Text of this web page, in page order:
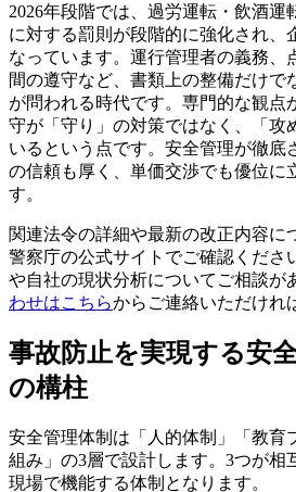
2026年段階では、過労運転・飲酒運
に対する罰則が段階的に強化され、
なっています。運行管理者の義務、
間の遵守など、書類上の整備だけで
が問われる時代です。専門的な観点
守が「守り」の対策ではなく、「攻
いるという点です。安全管理が徹底
の信頼も厚く、単価交渉でも優位に
す。
関連法令の詳細や最新の改正内容に
警察庁の公式サイトでご確認くださ
や自社の現状分析についてご相談が
わせはこちらからご連絡いただけれ
事故防止を実現する安
の構柱
安全管理体制は「人的体制」「教育
組み」の3層で設計します。3つが相
現場で機能する体制となります。